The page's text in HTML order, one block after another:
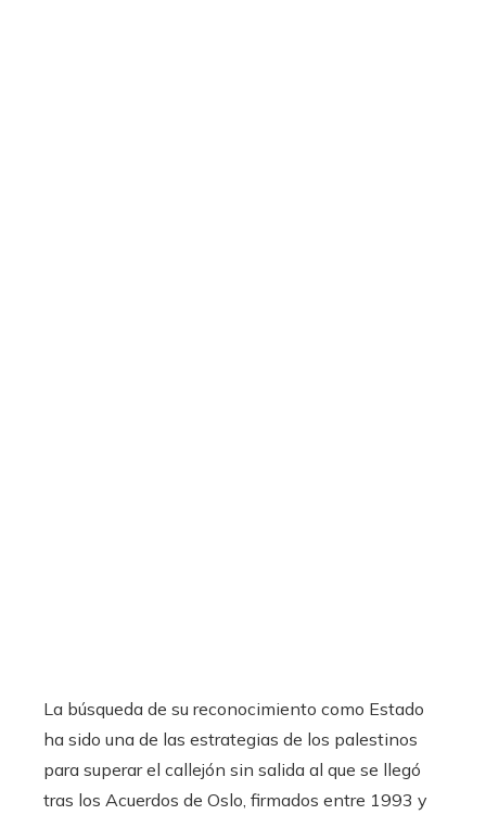
La búsqueda de su reconocimiento como Estado
ha sido una de las estrategias de los palestinos
para superar el callejón sin salida al que se llegó
tras los Acuerdos de Oslo, firmados entre 1993 y